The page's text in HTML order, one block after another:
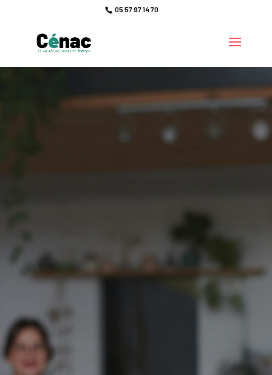
05 57 97 14 70